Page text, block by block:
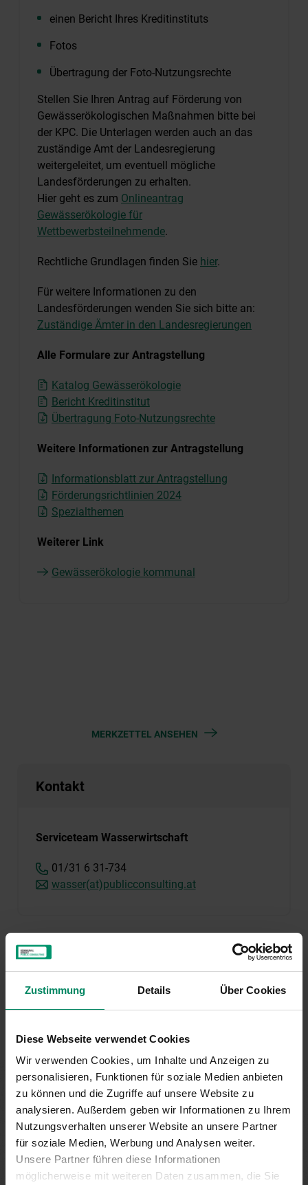
Zustimmung Details Über Cookies
Diese Webseite verwendet Cookies
Wir verwenden Cookies, um Inhalte und Anzeigen zu
personalisieren, Funktionen für soziale Medien anbieten
zu können und die Zugriffe auf unsere Website zu
analysieren. Außerdem geben wir Informationen zu Ihrem
Nutzungsverhalten unserer Website an unsere Partner
für soziale Medien, Werbung und Analysen weiter.
Unsere Partner führen diese Informationen
möglicherweise mit weiteren Daten zusammen, die Sie
einen Bericht Ihres Kreditinstituts
Fotos
Übertragung der Foto-Nutzungsrechte
Stellen Sie Ihren Antrag auf Förderung von
Gewässerökologischen Maßnahmen bitte bei
der KPC. Die Unterlagen werden auch an das
zuständige Amt der Landesregierung
weitergeleitet, um eventuell mögliche
Landesförderungen zu erhalten.
Hier geht es zum Onlineantrag
Gewässerökologie für
Wettbewerbsteilnehmende.
Rechtliche Grundlagen finden Sie hier.
Für weitere Informationen zu den
Landesförderungen wenden Sie sich bitte an:
Zuständige Ämter in den Landesregierungen
Alle Formulare zur Antragstellung
Katalog Gewässerökologie
Bericht Kreditinstitut
Übertragung Foto-Nutzungsrechte
Weitere Informationen zur Antragstellung
Informationsblatt zur Antragstellung
Förderungsrichtlinien 2024
Spezialthemen
Weiterer Link
Gewässerökologie kommunal
MERKZETTEL ANSEHEN
Kontakt
Serviceteam Wasserwirtschaft
01/31 6 31-734
wasser(at)publicconsulting.at
Förderung nicht gefunden?
Wenn Sie keine passende Förderung für Ihren Betrieb
gefunden haben, dann entdecken Sie diese